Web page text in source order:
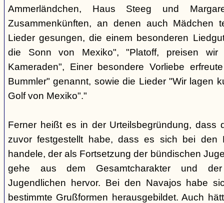
Ammerländchen, Haus Steeg und
Zusammenkünften, an denen auch Mädchen
Lieder gesungen, die einem besonderen
die Sonn von Mexiko", "Platoff, preisen
Kameraden", Einer besondere Vorliebe
Bummler" genannt, sowie die Lieder "Wir lagen
Golf von Mexiko"."
Ferner heißt es in der Urteilsbegründung, dass
zuvor festgestellt habe, dass es sich bei den
handele, der als Fortsetzung der bündischen
gehe aus dem Gesamtcharakter und der
Jugendlichen hervor. Bei den Navajos habe
bestimmte Grußformen herausgebildet. Auch